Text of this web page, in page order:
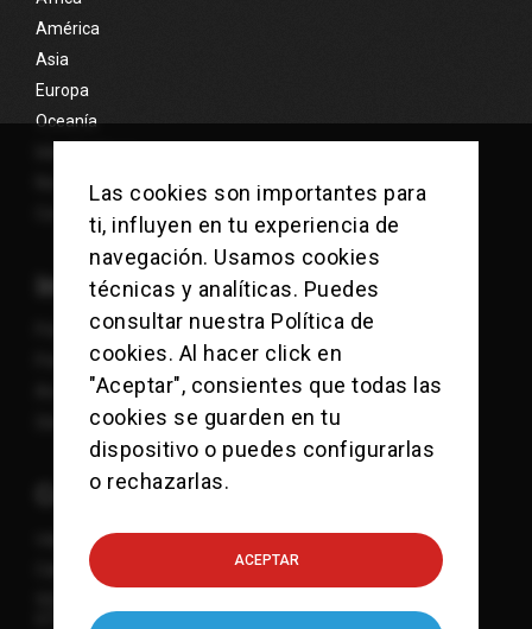
América
Asia
Europa
Oceanía
Nosotros
Contacto
Información
Política de Cookies
Política de Privacidad
Aviso Legal
Sitemap
Contacto
viajes@checkpointcharlie.es
Calle Mandri 3-9
615 832 107
Las cookies son importantes para
ti, influyen en tu experiencia de
navegación. Usamos cookies
técnicas y analíticas. Puedes
consultar nuestra Política de
cookies. Al hacer click en
"Aceptar", consientes que todas las
cookies se guarden en tu
dispositivo o puedes configurarlas
o rechazarlas.
ACEPTAR